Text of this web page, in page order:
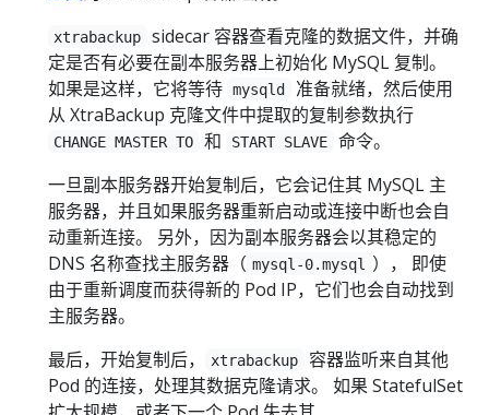
xtrabackup
sidecar 容器查看克隆的数据文件，并确
定是否有必要在副本服务器上初始化 MySQL 复制。
如果是这样，它将等待 mysqld
准备就绪，然后使用
从 XtraBackup 克隆文件中提取的复制参数执行
CHANGE MASTER TO 和 START SLAVE
命令。
一旦副本服务器开始复制后，它会记住其 MySQL 主
服务器，并且如果服务器重新启动或连接中断也会自
动重新连接。 另外，因为副本服务器会以其稳定的
DNS 名称查找主服务器（ mysql-0.mysql
）， 即使
由于重新调度而获得新的 Pod IP，它们也会自动找到
主服务器。
最后，开始复制后，
xtrabackup
容器监听来自其他
Pod 的连接，处理其数据克隆请求。 如果 StatefulSet